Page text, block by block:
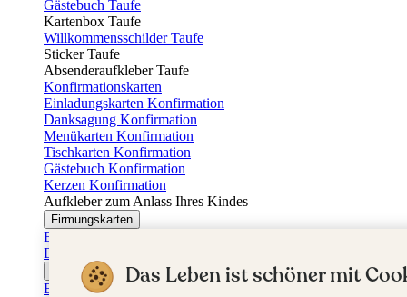
Gästebuch Taufe
Kartenbox Taufe
Willkommensschilder Taufe
Sticker Taufe
Absenderaufkleber Taufe
Konfirmationskarten
Einladungskarten Konfirmation
Danksagung Konfirmation
Menükarten Konfirmation
Tischkarten Konfirmation
Gästebuch Konfirmation
Kerzen Konfirmation
Aufkleber zum Anlass Ihres Kindes
Firmungskarten
Einladungskarten Firmung
Dankeskarten Firmung
Jugendweihekarten
Einladungskarten Jugendweihe
Das Leben ist schöner mit